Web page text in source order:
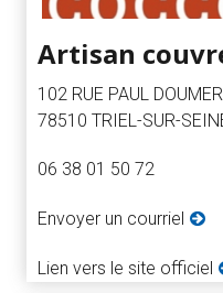
Artisan
102 RUE PAUL DOUMER
78510 TRIEL-SUR-
06 38 01 50 72
Envoyer un courriel
Lien vers le site officiel